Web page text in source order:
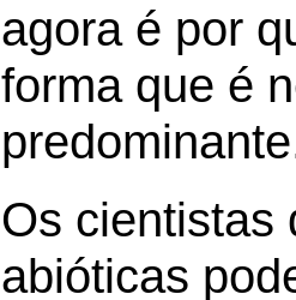
agora é por
forma que é
Os cientistas
abióticas